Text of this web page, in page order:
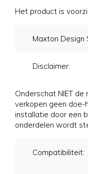
Het product is
Maxton Design
Disclaimer:
Onderschat NIET
verkopen geen
installatie door een
onderdelen wordt
Compatibiliteit: